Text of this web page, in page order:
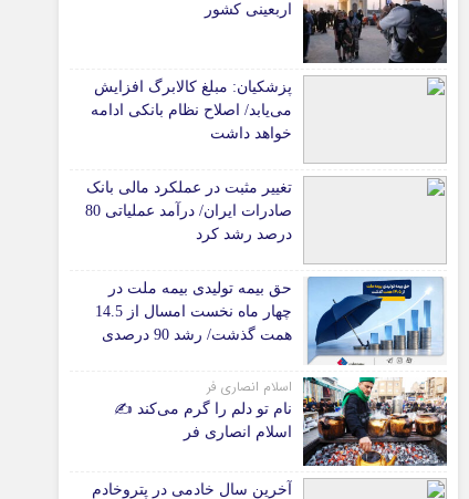
دانشگاه
آموزش و پرورش
بهداشت و درمان
سبک زندگی
حوادث، انتظامی
شهری و رفاهی
شهرداری و شورای شهر
*ماناسپهر
اطلاعیه
پیام تبریک ماناسپهر
پیام تسلیت ماناسپهر
اربعینی کشور
پزشکیان: مبلغ کالابرگ افزایش
می‌یابد/ اصلاح نظام بانکی ادامه
خواهد داشت
تغییر مثبت در عملکرد مالی بانک
صادرات ایران/ درآمد عملیاتی 80
درصد رشد کرد
حق بیمه تولیدی بیمه ملت در
چهار ماه نخست امسال از 14.5
همت گذشت/ رشد 90 درصدی
گذشته
اسلام انصاری فر
نام تو دلم را گرم می‌کند ✍️
اسلام انصاری فر
آخرین سال خادمی در پتروخادم